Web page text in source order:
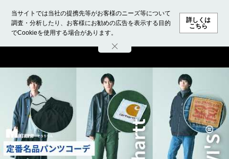
当サイトでは当社の提携先等がお客様のニーズ等について
調査・分析したり、お客様にお勧めの広告を表示する目的
でCookieを使用する場合があります。
詳しくは
こちら
ホーム モデル募集 ランキング ファッション ビューテ